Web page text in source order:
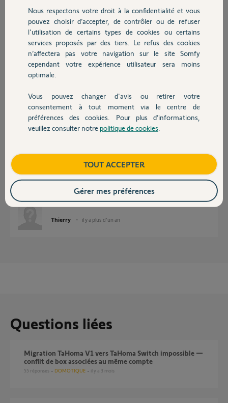
Chauffage
Autres produits
Devis avec un pro
Contact
Participer au fil de discussion
Réponses
Vous pouvez la reactiver par le biais de l'application Tahoma By somfy
dés a présent.
Bonne journée.
Merci pour votre aide.
Thierry il y a plus d'un an
Questions liées
Migration TaHoma V1 vers TaHoma Switch impossible —
conflit de box associées au même compte
55 réponses DOMOTIQUE il y a 3 mois
Nous respectons votre droit à la confidentialité et vous
pouvez choisir d’accepter, de contrôler ou de refuser
l'utilisation de certains types de cookies ou certains
services proposés par des tiers. Le refus des cookies
n’affectera pas votre navigation sur le site Somfy
cependant votre expérience utilisateur sera moins
optimale.
Vous pouvez changer d'avis ou retirer votre
consentement à tout moment via le centre de
préférences des cookies. Pour plus d’informations,
veuillez consulter notre politique de cookies
TOUT ACCEPTER
Gérer mes préférences